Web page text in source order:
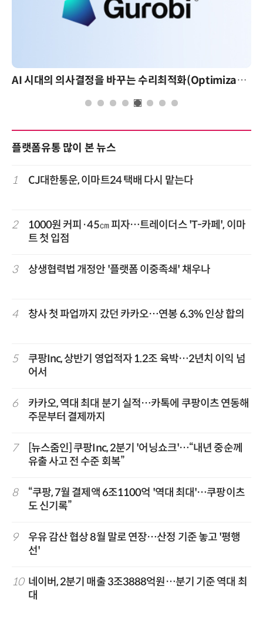
AI 시대의 의사결정을 바꾸는 수리최적화(Optimization): 실제 산업 적용 사례와 활용 전략
플랫폼유통 많이 본 뉴스
1 CJ대한통운, 이마트24 택배 다시 맡는다
2
1000원 커피·45㎝ 피자…트레이더스 'T-카페', 이마
트 첫 입점
3 상생협력법 개정안 '플랫폼 이중족쇄' 채우나
4 창사 첫 파업까지 갔던 카카오…연봉 6.3% 인상 합의
5
쿠팡Inc, 상반기 영업적자 1.2조 육박…2년치 이익 넘
어서
6
카카오, 역대 최대 분기 실적…카톡에 쿠팡이츠 연동해
주문부터 결제까지
7
[뉴스줌인] 쿠팡Inc, 2분기 '어닝쇼크'…“내년 중순께
유출 사고 전 수준 회복”
8
“쿠팡, 7월 결제액 6조1100억 '역대 최대'…쿠팡이츠
도 신기록”
9
우유 감산 협상 8월 말로 연장…산정 기준 놓고 '평행
선'
10 네이버, 2분기 매출 3조3888억원…분기 기준 역대 최
대